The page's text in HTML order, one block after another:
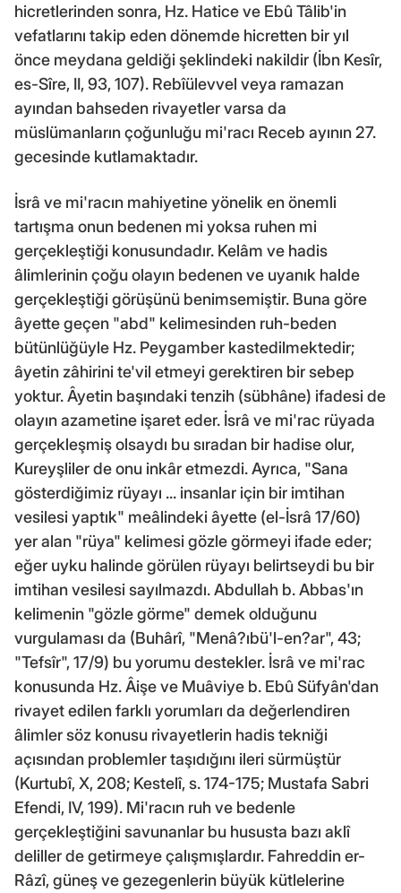
hicretlerinden sonra, Hz. Hatice ve Ebû Tâlib'in
vefatlarını takip eden dönemde hicretten bir yıl
önce meydana geldiği şeklindeki nakildir (İbn Kesîr,
es-Sîre, II, 93, 107). Rebîülevvel veya ramazan
ayından bahseden rivayetler varsa da
müslümanların çoğunluğu mi'racı Receb ayının 27.
gecesinde kutlamaktadır.
İsrâ ve mi'racın mahiyetine yönelik en önemli
tartışma onun bedenen mi yoksa ruhen mi
gerçekleştiği konusundadır. Kelâm ve hadis
âlimlerinin çoğu olayın bedenen ve uyanık halde
gerçekleştiği görüşünü benimsemiştir. Buna göre
âyette geçen "abd" kelimesinden ruh-beden
bütünlüğüyle Hz. Peygamber kastedilmektedir;
âyetin zâhirini te'vil etmeyi gerektiren bir sebep
yoktur. Âyetin başındaki tenzih (sübhâne) ifadesi de
olayın azametine işaret eder. İsrâ ve mi'rac rüyada
gerçekleşmiş olsaydı bu sıradan bir hadise olur,
Kureyşliler de onu inkâr etmezdi. Ayrıca, "Sana
gösterdiğimiz rüyayı ... insanlar için bir imtihan
vesilesi yaptık" meâlindeki âyette (el-İsrâ 17/60)
yer alan "rüya" kelimesi gözle görmeyi ifade eder;
eğer uyku halinde görülen rüyayı belirtseydi bu bir
imtihan vesilesi sayılmazdı. Abdullah b. Abbas'ın
kelimenin "gözle görme" demek olduğunu
vurgulaması da (Buhârî, "Menâ?ıbü'l-en?ar", 43;
"Tefsîr", 17/9) bu yorumu destekler. İsrâ ve mi'rac
konusunda Hz. Âişe ve Muâviye b. Ebû Süfyân'dan
rivayet edilen farklı yorumları da değerlendiren
âlimler söz konusu rivayetlerin hadis tekniği
açısından problemler taşıdığını ileri sürmüştür
(Kurtubî, X, 208; Kestelî, s. 174-175; Mustafa Sabri
Efendi, IV, 199). Mi'racın ruh ve bedenle
gerçekleştiğini savunanlar bu hususta bazı aklî
deliller de getirmeye çalışmışlardır. Fahreddin er-
Râzî, güneş ve gezegenlerin büyük kütlelerine